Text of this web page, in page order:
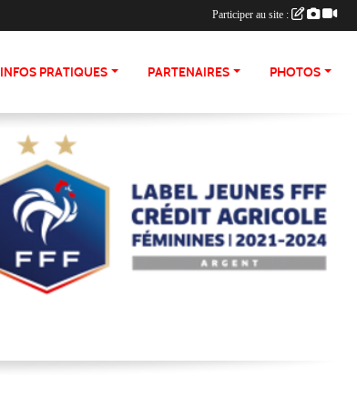
INFOS PRATIQUES PARTENAIRES PHOTOS
Participer au site :